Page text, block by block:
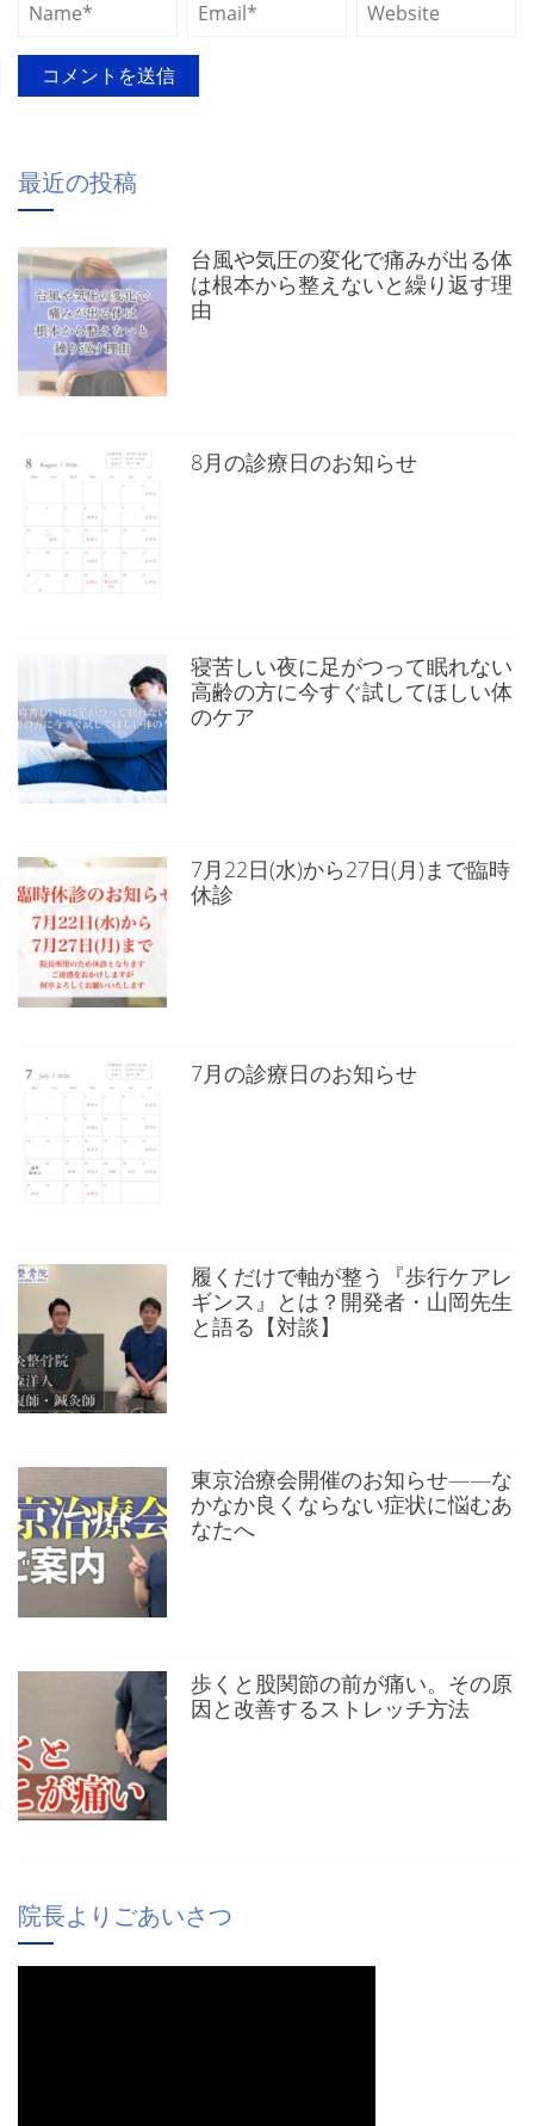
最近の投稿
台風や気圧の変化で痛みが出る体
は根本から整えないと繰り返す理
由
8月の診療日のお知らせ
寝苦しい夜に足がつって眠れない
高齢の方に今すぐ試してほしい体
のケア
7月22日(水)から27日(月)まで臨時
休診
7月の診療日のお知らせ
履くだけで軸が整う『歩行ケアレ
ギンス』とは？開発者・山岡先生
と語る【対談】
東京治療会開催のお知らせ——な
かなか良くならない症状に悩むあ
なたへ
歩くと股関節の前が痛い。その原
因と改善するストレッチ方法
院長よりごあいさつ